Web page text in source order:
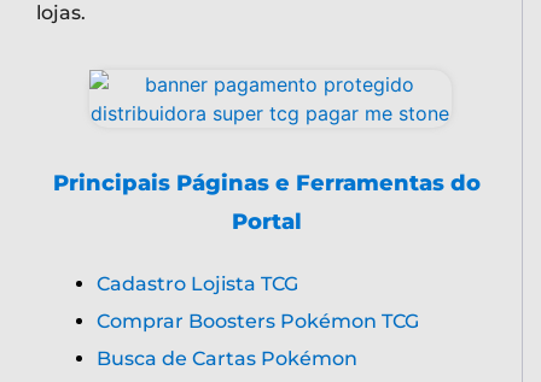
lojas.
Principais Páginas e Ferramentas do
Portal
Cadastro Lojista TCG
Comprar Boosters Pokémon TCG
Busca de Cartas Pokémon